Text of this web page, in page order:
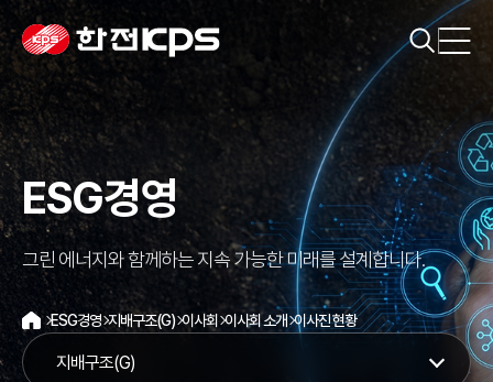
ESG경영
그린 에너지와 함께하는 지속 가능한 미래를 설계합니다.
홈 ESG경영 지배구조(G) 이사회 이사회 소개 이사진 현황
지배구조(G)